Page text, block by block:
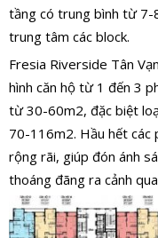
tầng có trung bình từ
trung tâm các block.
Fresia Riverside Tân
hình căn hộ từ 1 đến 3
từ 30-60m2, đặc biệt
70-116m2. Hầu hết các
rộng rãi, giúp đón ánh
thoáng đãng ra cảnh